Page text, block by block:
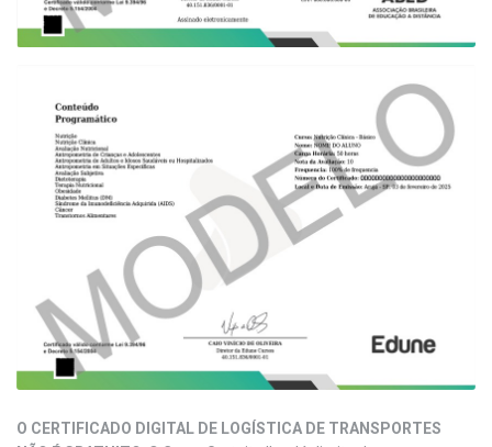
O CERTIFICADO DIGITAL DE LOGÍSTICA DE TRANSPORTES